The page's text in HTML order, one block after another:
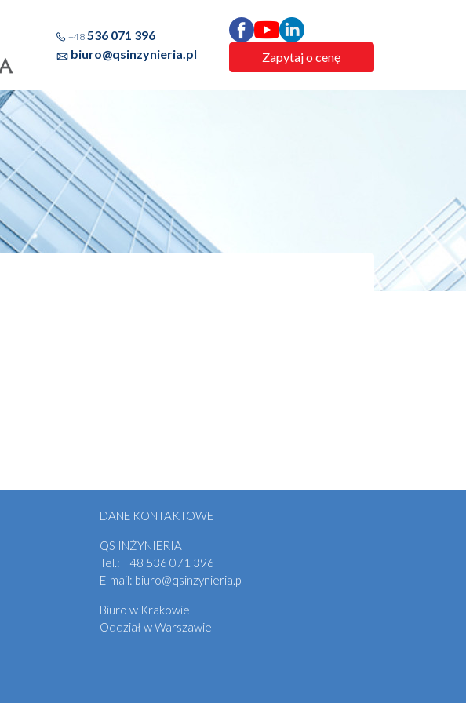
+48 536 071 396
biuro@qsinzynieria.pl
Zapytaj o cenę
DANE KONTAKTOWE
QS INŻYNIERIA
Tel.: +48 536 071 396
E-mail: biuro@qsinzynieria.pl
Biuro w Krakowie
Oddział w Warszawie